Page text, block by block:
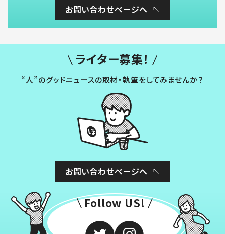
お問い合わせページへ
ライター募集！
“人”のグッドニュースの取材・執筆をしてみませんか？
お問い合わせページへ
Follow US!